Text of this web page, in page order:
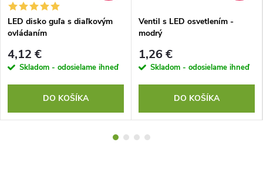
LED disko guľa s diaľkovým
ovládaním
4,12 €
Skladom - odosielame ihneď
DO KOŠÍKA
Ventil s LED osvetlením -
modrý
1,26 €
Skladom - odosielame ihneď
DO KOŠÍKA